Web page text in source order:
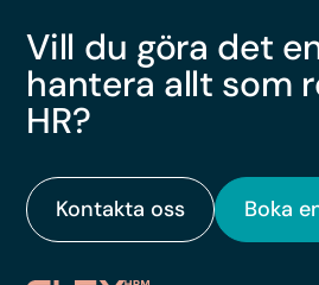
Vill du göra det
hantera allt som
HR?
Kontakta oss Boka